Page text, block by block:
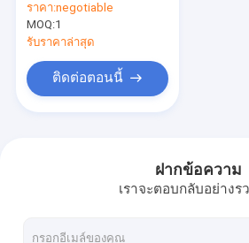
สแกนด้วยเลเซอร์ภาค
พื้นดิน
ราคา:negotiable
MOQ:1
รับราคาล่าสุด
ติดต่อตอนนี้
ฝากข้อความ
เราจะตอบกลับอย่างร